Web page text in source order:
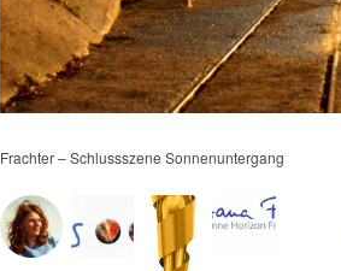
Frachter – Schlussszene Sonnenuntergang